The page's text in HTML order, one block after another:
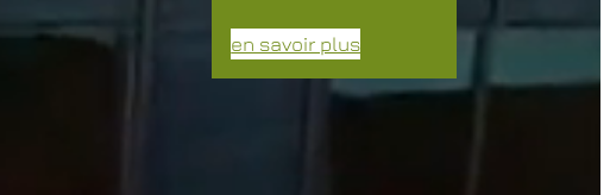
en savoir plus